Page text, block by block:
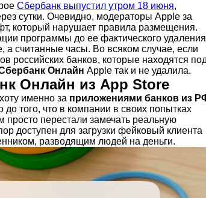
Сбербанк выпустил утром 18 июня,
сутки. Очевидно, модераторы Apple за
который нарушает правила размещения.
программы до ее фактического удаления
а считанные часы. Во всяком случае, если
российских банков, которые находятся
Онлайн Apple так и не удалила.
Онлайн из App Store
именно за приложениями банков из
того, что в компании в своих попытках
просто перестали замечать реальную
доступен для загрузки фейковый клиента
разводящим людей на деньги.